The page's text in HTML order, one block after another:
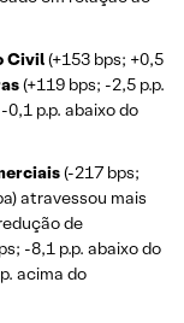
Civil(+153 bps; +0,5
(+119 bps; -2,5 p.p.
0,1 p.p. abaixo do
(-217 bps;
atravessou mais
de
-8,1 p.p. abaixo do
acima do